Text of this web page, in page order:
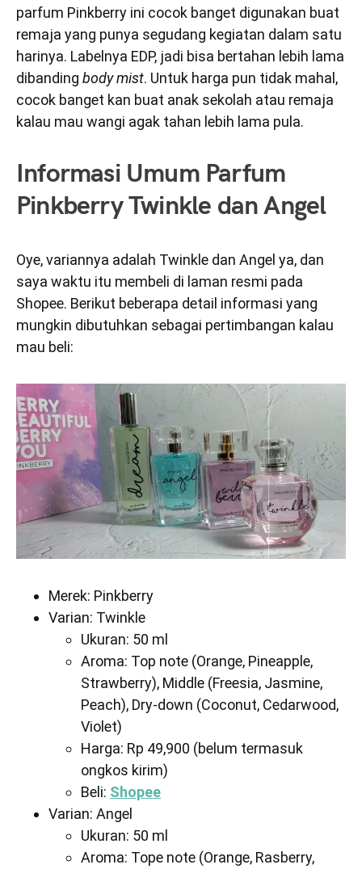
parfum Pinkberry ini cocok banget digunakan buat
remaja yang punya segudang kegiatan dalam satu
harinya. Labelnya EDP, jadi bisa bertahan lebih lama
dibanding body mist. Untuk harga pun tidak mahal,
cocok banget kan buat anak sekolah atau remaja
kalau mau wangi agak tahan lebih lama pula.
Informasi Umum Parfum
Pinkberry Twinkle dan Angel
Oye, variannya adalah Twinkle dan Angel ya, dan
saya waktu itu membeli di laman resmi pada
Shopee. Berikut beberapa detail informasi yang
mungkin dibutuhkan sebagai pertimbangan kalau
mau beli:
Merek: Pinkberry
Varian: Twinkle
Ukuran: 50 ml
Aroma: Top note (Orange, Pineapple,
Strawberry), Middle (Freesia, Jasmine,
Peach), Dry-down (Coconut, Cedarwood,
Violet)
Harga: Rp 49,900 (belum termasuk
ongkos kirim)
Beli: Shopee
Varian: Angel
Ukuran: 50 ml
Aroma: Tope note (Orange, Rasberry,